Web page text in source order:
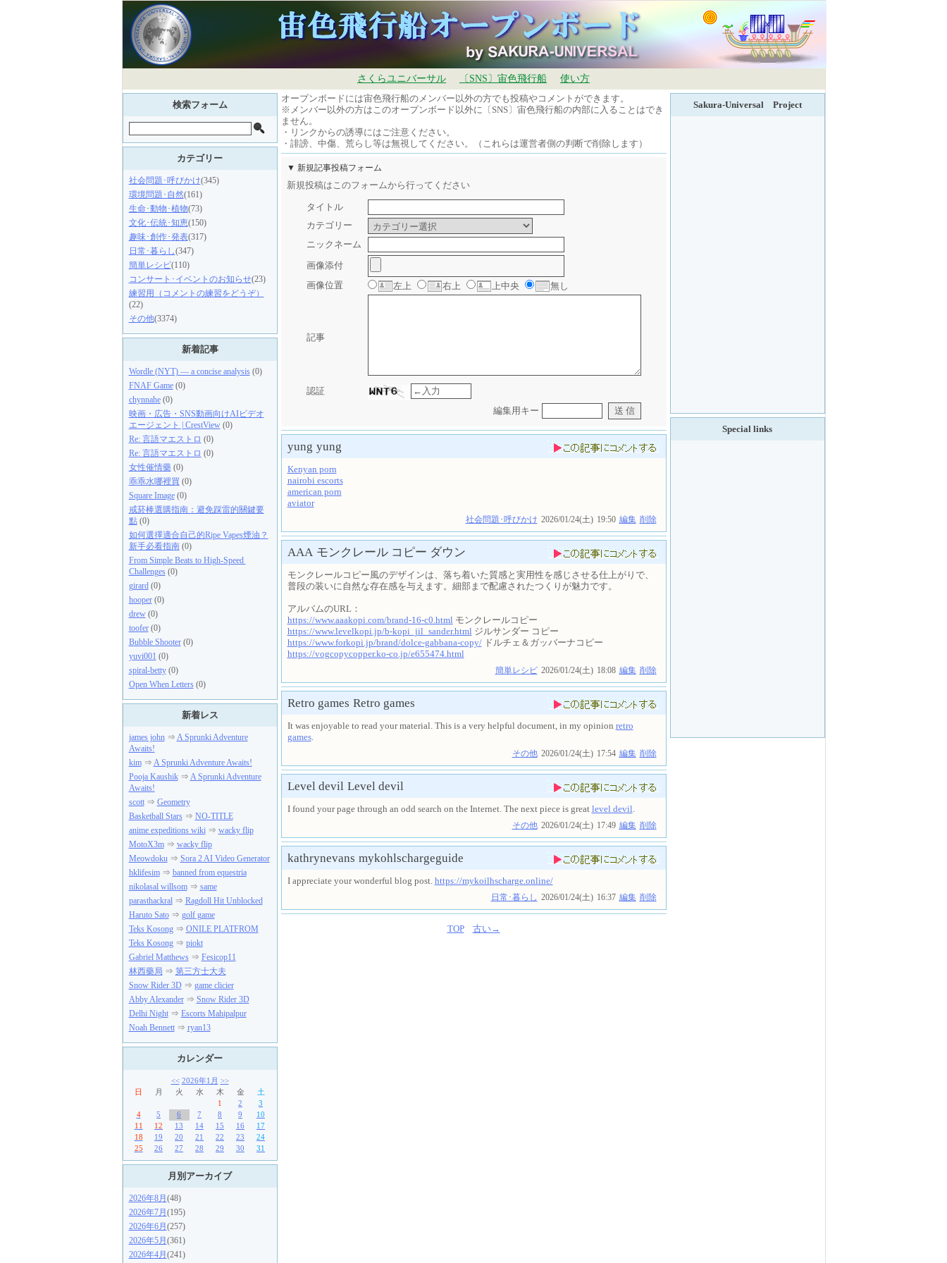
さくらユニバーサル 〔SNS〕宙色飛行船
使い方
オープンボードには宙色飛行船のメンバー以外の方でも投稿やコメントができます。
※メンバー以外の方はこのオープンボード以外に〔SNS〕宙色飛行船の内部に入ることはでき
ません。
・リンクからの誘導にはご注意ください。
・誹謗、中傷、荒らし等は無視してください。（これらは運営者側の判断で削除します）
▼ 新規記事投稿フォーム
新規投稿はこのフォームから行ってください
タイトル
カテゴリー
ニックネーム
画像添付
画像位置
左上 右上 上中央 無し
記事
認証
編集用キー
yung yung
Kenyan porn
nairobi escorts
american porn
aviator
社会問題･呼びかけ 2026/01/24(土) 19:50 編集 削除
AAA モンクレール コピー ダウン
モンクレールコピー風のデザインは、落ち着いた質感と実用性を感じさせる仕上がりで、
普段の装いに自然な存在感を与えます。細部まで配慮されたつくりが魅力です。
アルバムのURL：
https://www.aaakopi.com/brand-16-c0.html モンクレールコピー
https://www.levelkopi.jp/b-kopi_jil_sander.html ジルサンダー コピー
https://www.forkopi.jp/brand/dolce-gabbana-copy/ドルチェ＆ガッバーナコピー
https://vogcopycopper.ko-co.jp/e655474.html
簡単レシピ 2026/01/24(土) 18:08 編集 削除
Retro games Retro games
It was enjoyable to read your material. This is a very helpful document, in my opinion retro
games.
その他 2026/01/24(土) 17:54 編集 削除
Level devil Level devil
I found your page through an odd search on the Internet. The next piece is great level devil.
その他 2026/01/24(土) 17:49 編集 削除
kathrynevans mykohlschargeguide
I appreciate your wonderful blog post. https://mykoilhscharge.online/
日常･暮らし 2026/01/24(土) 16:37 編集 削除
TOP 古い→
検索フォーム
カテゴリー
社会問題･呼びかけ(345)
環境問題･自然(161)
生命･動物･植物(73)
文化･伝統･知恵(150)
趣味･創作･発表(317)
日常･暮らし(347)
簡単レシピ(110)
コンサート･イベントのお知らせ(23)
練習用（コメントの練習をどうぞ）
(22)
その他(3374)
新着記事
Wordle (NYT) — a concise analysis(0)
FNAF Game(0)
chynnahe(0)
映画・広告・SNS動画向けAIビデオ
エージェント | CrestView(0)
Re: 言語マエストロ (0)
Re: 言語マエストロ (0)
女性催情藥(0)
乖乖水哪裡買 (0)
Square Image(0)
戒菸棒選購指南：避免踩雷的關鍵要
點(0)
如何選擇適合自己的Ripe Vapes煙油？
新手必看指南(0)
From Simple Beats to High-Speed ​​
Challenges(0)
girard(0)
hooper(0)
drew(0)
toofer(0)
Bubble Shooter(0)
yuvi001 (0)
spiral-betty(0)
Open When Letters(0)
新着レス
james john⇒ A Sprunki Adventure
Awaits!
kim⇒ A Sprunki Adventure Awaits!
Pooja Kaushik⇒ A Sprunki Adventure
Awaits!
scott⇒ Geometry
Basketball Stars⇒ NO-TITLE
anime expeditions wiki⇒ wacky flip
MotoX3m⇒ wacky flip
Meowdoku⇒ Sora 2 AI Video Generator
hklifesim⇒ banned from equestria
nikolasal willsom⇒ same
parasthackral⇒ Ragdoll Hit Unblocked
Haruto Sato⇒ golf game
Teks Kosong⇒ ONILE PLATFROM
Teks Kosong⇒ piokt
Gabriel Matthews⇒ Fesicop11
林西藥局 ⇒ 第三方士大夫
Snow Rider 3D⇒ game clicier
Abby Alexander⇒ Snow Rider 3D
Delhi Night⇒ Escorts Mahipalpur
Noah Bennett⇒ ryan13
カレンダー
<< 2026年1月 >>
日
月 火 水 木 金
土
1
2
3
4
5 6 7 8 9
10
11
12 13 14 15 16
17
18
19 20 21 22 23
24
25
26 27 28 29 30 31
月別アーカイブ
2026年8月 (48)
2026年7月 (195)
2026年6月 (257)
2026年5月 (361)
2026年4月 (241)
Sakura-Universal Project
Special links